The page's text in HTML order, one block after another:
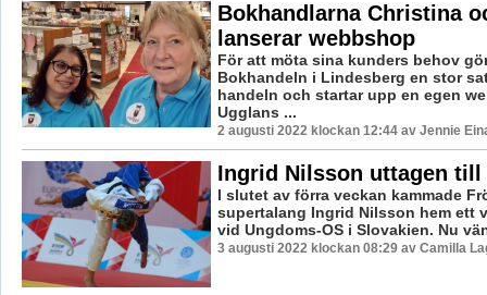
Bokhandlarna Christina
lanserar webbshop
För att möta sina kunders behov
Bokhandeln i Lindesberg en stor
handeln och startar upp en egen
Ugglans ...
2 augusti 2022 klockan 12:44 av Jennie
Ingrid Nilsson uttagen till
I slutet av förra veckan kammade
supertalang Ingrid Nilsson hem ett
vid Ungdoms-OS i Slovakien. Nu
3 augusti 2022 klockan 08:29 av Camilla